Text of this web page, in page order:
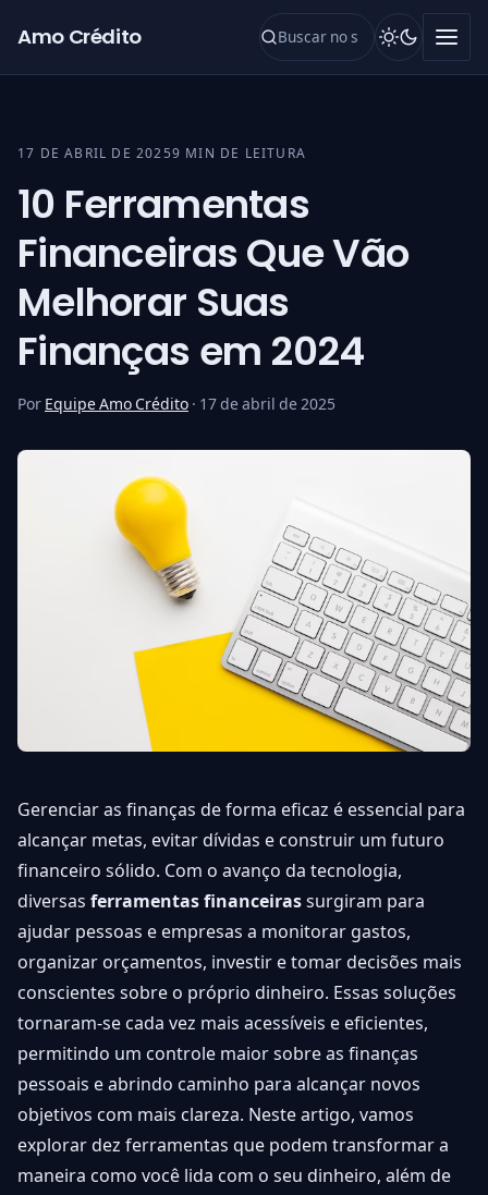
Amo Crédito
17 DE ABRIL DE 20259 MIN DE LEITURA
10 Ferramentas
Financeiras Que Vão
Melhorar Suas
Finanças em 2024
Por Equipe Amo Crédito · 17 de abril de 2025
Gerenciar as finanças de forma eficaz é essencial para
alcançar metas, evitar dívidas e construir um futuro
financeiro sólido. Com o avanço da tecnologia,
diversas ferramentas financeiras surgiram para
ajudar pessoas e empresas a monitorar gastos,
organizar orçamentos, investir e tomar decisões mais
conscientes sobre o próprio dinheiro. Essas soluções
tornaram-se cada vez mais acessíveis e eficientes,
permitindo um controle maior sobre as finanças
pessoais e abrindo caminho para alcançar novos
objetivos com mais clareza. Neste artigo, vamos
explorar dez ferramentas que podem transformar a
maneira como você lida com o seu dinheiro, além de